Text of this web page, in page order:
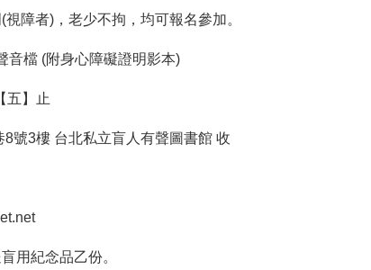
障者)，老少不拘，均可報名參加。
音檔 (附身心障礙證明影本)
】止
3樓 台北私立盲人有聲圖書館 收
用紀念品乙份。